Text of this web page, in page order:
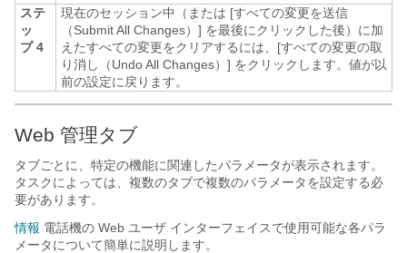
ステ
ッ
プ 4
現在のセッション中（または [すべての変更を送信
（Submit All Changes）] を最後にクリックした後）に加
えたすべての変更をクリアするには、[すべての変更の取
り消し（Undo All Changes）] をクリックします。値が以
前の設定に戻ります。
Web 管理タブ
タブごとに、特定の機能に関連したパラメータが表示されます。
タスクによっては、複数のタブで複数のパラメータを設定する必
要があります。
情報 電話機の Web ユーザ インターフェイスで使用可能な各パラ
メータについて簡単に説明します。